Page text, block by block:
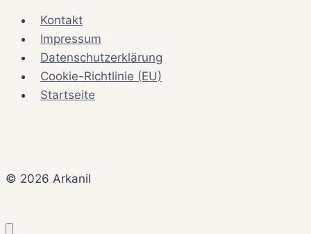
Kontakt
Impressum
Datenschutzerklärung
Cookie-Richtlinie (EU)
Startseite
© 2026 Arkanil